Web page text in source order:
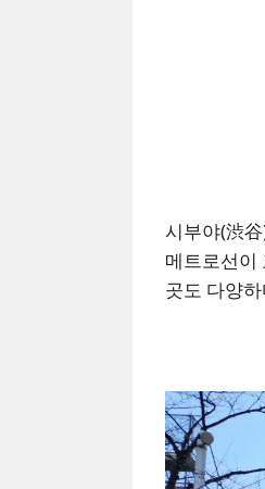
시부야(渋
메트로선이
곳도 다양